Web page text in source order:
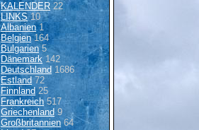
KALENDER22
LINKS10
Albanien1
Belgien164
Bulgarien 5
Dänemark142
Deutschland 1686
Estland 72
Finnland 25
Frankreich517
Griechenland9
Großbritannien64